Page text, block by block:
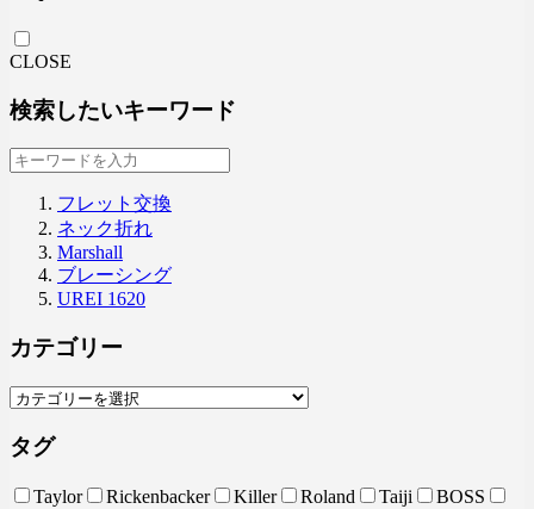
CLOSE
検索したいキーワード
フレット交換
ネック折れ
Marshall
ブレーシング
UREI 1620
カテゴリー
タグ
Taylor Rickenbacker Killer Roland Taiji
BOSS